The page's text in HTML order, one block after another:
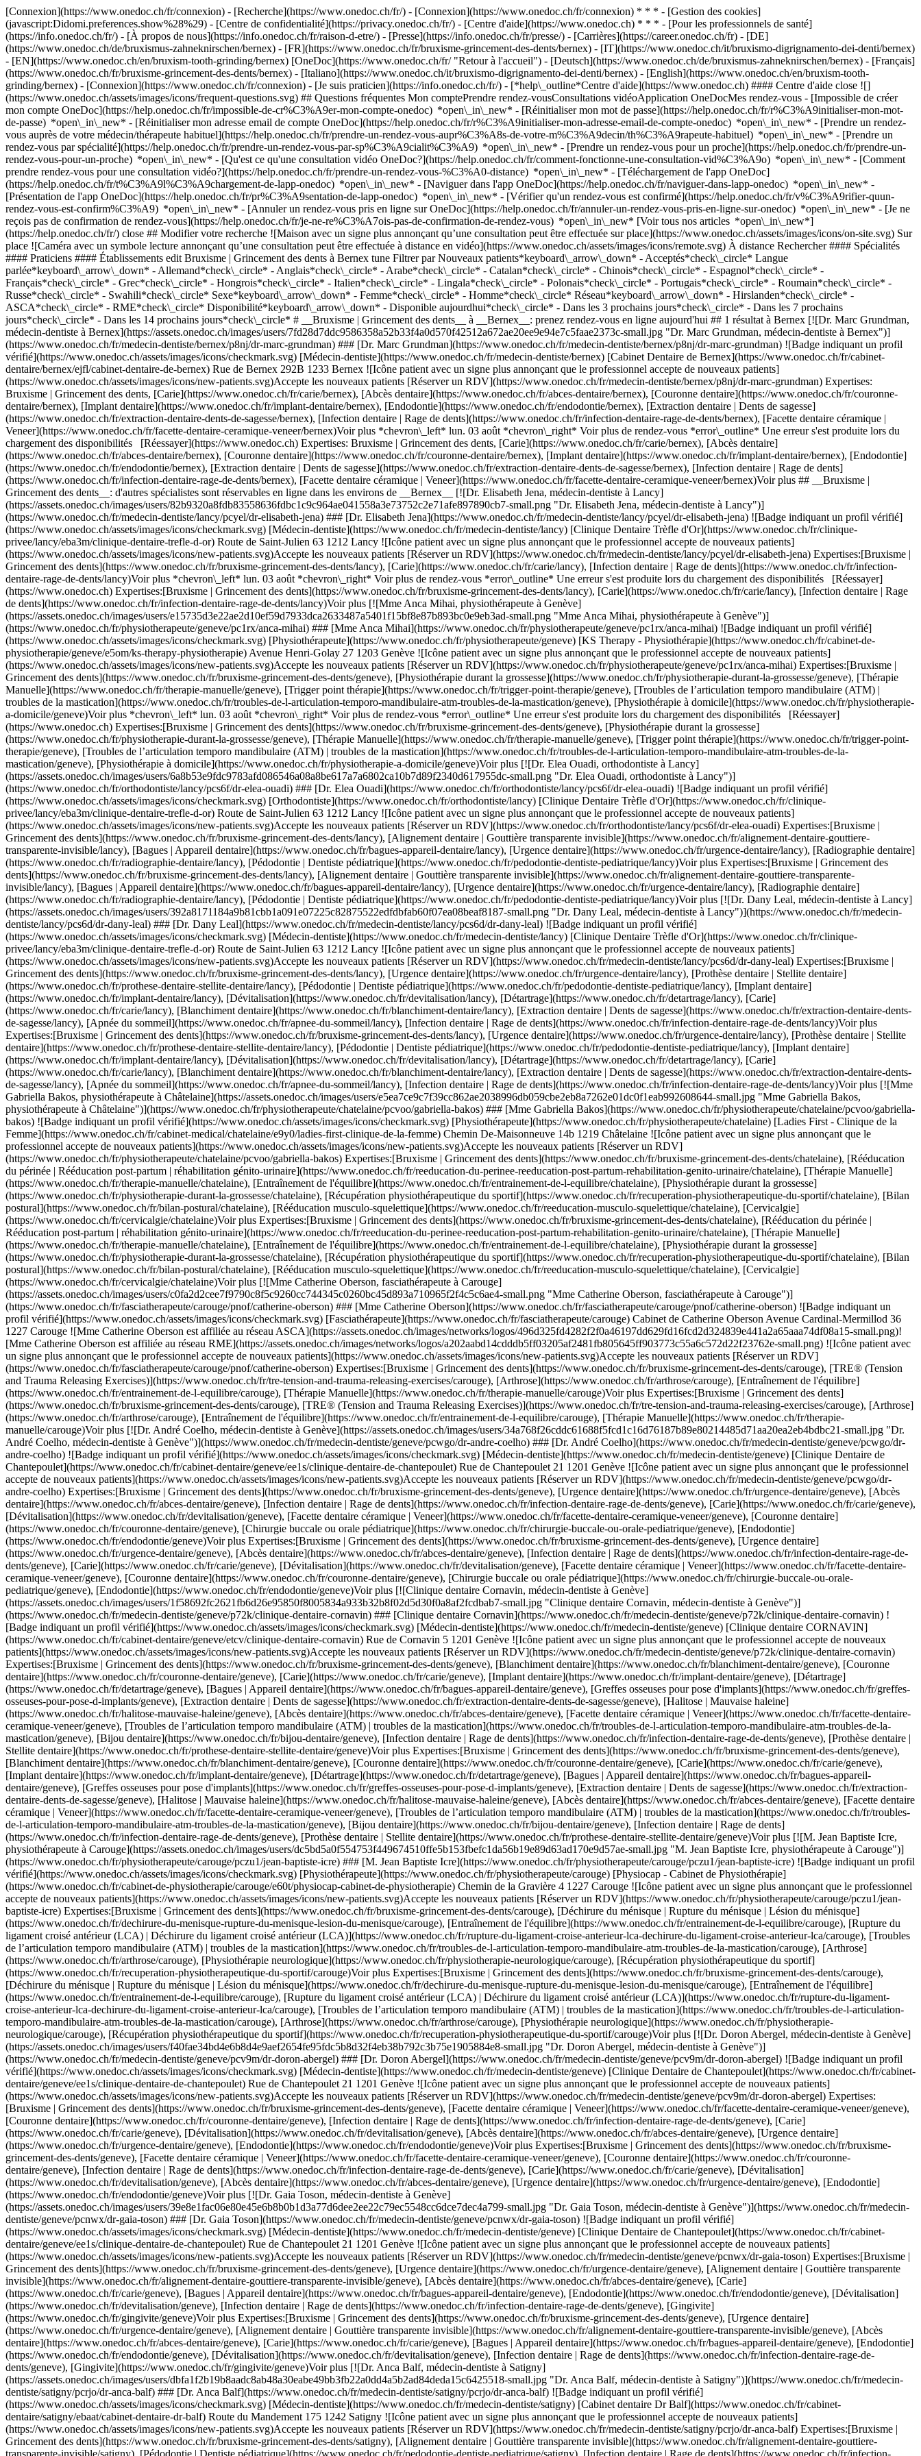
[Connexion](https://www.onedoc.ch/fr/connexion) - [Recherche](https://www.onedoc.ch/fr/) - [Connexion](https://www.onedoc.ch/fr/connexion) * * * - [Gestion des cookies]
(javascript:Didomi.preferences.show%28%29) - [Centre de confidentialité](https://privacy.onedoc.ch/fr/) - [Centre d'aide](https://www.onedoc.ch) * * * - [Pour les professionnels de santé]
(https://info.onedoc.ch/fr/) - [À propos de nous](https://info.onedoc.ch/fr/raison-d-etre/) - [Presse](https://info.onedoc.ch/fr/presse/) - [Carrières](https://career.onedoc.ch/fr) - [DE]
(https://www.onedoc.ch/de/bruxismus-zahneknirschen/bernex) - [FR](https://www.onedoc.ch/fr/bruxisme-grincement-des-dents/bernex) - [IT](https://www.onedoc.ch/it/bruxismo-digrignamento-dei-denti/bernex)
- [EN](https://www.onedoc.ch/en/bruxism-tooth-grinding/bernex) [OneDoc](https://www.onedoc.ch/fr/ "Retour à l'accueil") - [Deutsch](https://www.onedoc.ch/de/bruxismus-zahneknirschen/bernex) - [Français]
(https://www.onedoc.ch/fr/bruxisme-grincement-des-dents/bernex) - [Italiano](https://www.onedoc.ch/it/bruxismo-digrignamento-dei-denti/bernex) - [English](https://www.onedoc.ch/en/bruxism-tooth-
grinding/bernex) - [Connexion](https://www.onedoc.ch/fr/connexion) - [Je suis praticien](https://info.onedoc.ch/fr/) - [*help\_outline*Centre d'aide](https://www.onedoc.ch) #### Centre d'aide close ![]
(https://www.onedoc.ch/assets/images/icons/frequent-questions.svg) ## Questions fréquentes Mon comptePrendre rendez-vousConsultations vidéoApplication OneDocMes rendez-vous - [Impossible de créer
mon compte OneDoc](https://help.onedoc.ch/fr/impossible-de-cr%C3%A9er-mon-compte-onedoc) *open\_in\_new* - [Réinitialiser mon mot de passe](https://help.onedoc.ch/fr/r%C3%A9initialiser-mon-mot-
de-passe) *open\_in\_new* - [Réinitialiser mon adresse email de compte OneDoc](https://help.onedoc.ch/fr/r%C3%A9initialiser-mon-adresse-email-de-compte-onedoc) *open\_in\_new* - [Prendre un rendez-
vous auprès de votre médecin/thérapeute habituel](https://help.onedoc.ch/fr/prendre-un-rendez-vous-aupr%C3%A8s-de-votre-m%C3%A9decin/th%C3%A9rapeute-habituel) *open\_in\_new* - [Prendre un
rendez-vous par spécialité](https://help.onedoc.ch/fr/prendre-un-rendez-vous-par-sp%C3%A9cialit%C3%A9) *open\_in\_new* - [Prendre un rendez-vous pour un proche](https://help.onedoc.ch/fr/prendre-un-
rendez-vous-pour-un-proche) *open\_in\_new* - [Qu'est ce qu'une consultation vidéo OneDoc?](https://help.onedoc.ch/fr/comment-fonctionne-une-consultation-vid%C3%A9o) *open\_in\_new* - [Comment
prendre rendez-vous pour une consultation vidéo?](https://help.onedoc.ch/fr/prendre-un-rendez-vous-%C3%A0-distance) *open\_in\_new* - [Téléchargement de l'app OneDoc]
(https://help.onedoc.ch/fr/t%C3%A9l%C3%A9chargement-de-lapp-onedoc) *open\_in\_new* - [Naviguer dans l'app OneDoc](https://help.onedoc.ch/fr/naviguer-dans-lapp-onedoc) *open\_in\_new* -
[Présentation de l'app OneDoc](https://help.onedoc.ch/fr/pr%C3%A9sentation-de-lapp-onedoc) *open\_in\_new* - [Vérifier qu'un rendez-vous est confirmé](https://help.onedoc.ch/fr/v%C3%A9rifier-quun-rendez-vous-est-confirm%C3%A9) *open\_in\_new* - [Annuler un rendez-vous pris en ligne sur OneDoc](https://help.onedoc.ch/fr/annuler-un-rendez-vous-pris-en-ligne-sur-onedoc) *open\_in\_new* - [Je ne reçois pas de confirmation de rendez-vous](https://help.onedoc.ch/fr/je-ne-re%C3%A7ois-pas-de-confirmation-de-rendez-vous) *open\_in\_new* [Voir tous nos articles *open\_in\_new*](https://help.onedoc.ch/fr/) close ## Modifier votre recherche ![Maison avec un signe plus annonçant qu’une consultation peut être effectuée sur place](https://www.onedoc.ch/assets/images/icons/on-site.svg) Sur place ![Caméra avec un symbole lecture annonçant qu’une consultation peut être effectuée à distance en vidéo](https://www.onedoc.ch/assets/images/icons/remote.svg) À distance Rechercher #### Spécialités #### Praticiens #### Établissements edit Bruxisme | Grincement des dents à Bernex tune Filtrer par Nouveaux patients*keyboard\_arrow\_down* - Acceptés*check\_circle* Langue parlée*keyboard\_arrow\_down* - Allemand*check\_circle* - Anglais*check\_circle* - Arabe*check\_circle* - Catalan*check\_circle* - Chinois*check\_circle* - Espagnol*check\_circle* - Français*check\_circle* - Grec*check\_circle* - Hongrois*check\_circle* - Italien*check\_circle* - Lingala*check\_circle* - Polonais*check\_circle* - Portugais*check\_circle* - Roumain*check\_circle* - Russe*check\_circle* - Swahili*check\_circle* Sexe*keyboard\_arrow\_down* - Femme*check\_circle* - Homme*check\_circle* Réseau*keyboard\_arrow\_down* - Hirslanden*check\_circle* - ASCA*check\_circle* - RME*check\_circle* Disponibilité*keyboard\_arrow\_down* - Disponible aujourdhui*check\_circle* - Dans les 3 prochains jours*check\_circle* - Dans les 7 prochains jours*check\_circle* - Dans les 14 prochains jours*check\_circle* # __Bruxisme | Grincement des dents__ à __Bernex__: prenez rendez-vous en ligne aujourd'hui ## 1 résultat à Bernex [![Dr. Marc Grundman, médecin-dentiste à Bernex](https://assets.onedoc.ch/images/users/7fd28d7ddc9586358a52b33f4a0d570f42512a672ae20ee9e94e7c5faae2373c-small.jpg "Dr. Marc Grundman, médecin-dentiste à Bernex")](https://www.onedoc.ch/fr/medecin-dentiste/bernex/p8nj/dr-marc-grundman) ### [Dr. Marc Grundman](https://www.onedoc.ch/fr/medecin-dentiste/bernex/p8nj/dr-marc-grundman) ![Badge indiquant un profil vérifié](https://www.onedoc.ch/assets/images/icons/checkmark.svg) [Médecin-dentiste](https://www.onedoc.ch/fr/medecin-dentiste/bernex) [Cabinet Dentaire de Bernex](https://www.onedoc.ch/fr/cabinet-dentaire/bernex/ejfl/cabinet-dentaire-de-bernex) Rue de Bernex 292B 1233 Bernex ![Icône patient avec un signe plus annonçant que le professionnel accepte de nouveaux patients](https://www.onedoc.ch/assets/images/icons/new-patients.svg)Accepte les nouveaux patients [Réserver un RDV](https://www.onedoc.ch/fr/medecin-dentiste/bernex/p8nj/dr-marc-grundman) Expertises: Bruxisme | Grincement des dents, [Carie](https://www.onedoc.ch/fr/carie/bernex), [Abcès dentaire](https://www.onedoc.ch/fr/abces-dentaire/bernex), [Couronne dentaire](https://www.onedoc.ch/fr/couronne-dentaire/bernex), [Implant dentaire](https://www.onedoc.ch/fr/implant-dentaire/bernex), [Endodontie](https://www.onedoc.ch/fr/endodontie/bernex), [Extraction dentaire | Dents de sagesse](https://www.onedoc.ch/fr/extraction-dentaire-dents-de-sagesse/bernex), [Infection dentaire | Rage de dents](https://www.onedoc.ch/fr/infection-dentaire-rage-de-dents/bernex), [Facette dentaire céramique | Veneer](https://www.onedoc.ch/fr/facette-dentaire-ceramique-veneer/bernex)Voir plus *chevron\_left* lun. 03 août *chevron\_right* Voir plus de rendez-vous *error\_outline* Une erreur s'est produite lors du chargement des disponibilités [Réessayer](https://www.onedoc.ch) Expertises: Bruxisme | Grincement des dents, [Carie](https://www.onedoc.ch/fr/carie/bernex), [Abcès dentaire](https://www.onedoc.ch/fr/abces-dentaire/bernex), [Couronne dentaire](https://www.onedoc.ch/fr/couronne-dentaire/bernex), [Implant dentaire](https://www.onedoc.ch/fr/implant-dentaire/bernex), [Endodontie](https://www.onedoc.ch/fr/endodontie/bernex), [Extraction dentaire | Dents de sagesse](https://www.onedoc.ch/fr/extraction-dentaire-dents-de-sagesse/bernex), [Infection dentaire | Rage de dents](https://www.onedoc.ch/fr/infection-dentaire-rage-de-dents/bernex), [Facette dentaire céramique | Veneer](https://www.onedoc.ch/fr/facette-dentaire-ceramique-veneer/bernex)Voir plus ## __Bruxisme | Grincement des dents__: d'autres spécialistes sont réservables en ligne dans les environs de __Bernex__ [![Dr. Elisabeth Jena, médecin-dentiste à Lancy](https://assets.onedoc.ch/images/users/82b9320a8fdb83558636fdbc1c9c964ae041558a3e73752c2e71afe897890cb7-small.png "Dr. Elisabeth Jena, médecin-dentiste à Lancy")](https://www.onedoc.ch/fr/medecin-dentiste/lancy/pcyel/dr-elisabeth-jena) ### [Dr. Elisabeth Jena](https://www.onedoc.ch/fr/medecin-dentiste/lancy/pcyel/dr-elisabeth-jena) ![Badge indiquant un profil vérifié](https://www.onedoc.ch/assets/images/icons/checkmark.svg) [Médecin-dentiste](https://www.onedoc.ch/fr/medecin-dentiste/lancy) [Clinique Dentaire Trèfle d'Or](https://www.onedoc.ch/fr/clinique-privee/lancy/eba3m/clinique-dentaire-trefle-d-or) Route de Saint-Julien 63 1212 Lancy ![Icône patient avec un signe plus annonçant que le professionnel accepte de nouveaux patients](https://www.onedoc.ch/assets/images/icons/new-patients.svg)Accepte les nouveaux patients [Réserver un RDV](https://www.onedoc.ch/fr/medecin-dentiste/lancy/pcyel/dr-elisabeth-jena) Expertises:[Bruxisme | Grincement des dents](https://www.onedoc.ch/fr/bruxisme-grincement-des-dents/lancy), [Carie](https://www.onedoc.ch/fr/carie/lancy), [Infection dentaire | Rage de dents](https://www.onedoc.ch/fr/infection-dentaire-rage-de-dents/lancy)Voir plus *chevron\_left* lun. 03 août *chevron\_right* Voir plus de rendez-vous *error\_outline* Une erreur s'est produite lors du chargement des disponibilités [Réessayer](https://www.onedoc.ch) Expertises:[Bruxisme | Grincement des dents](https://www.onedoc.ch/fr/bruxisme-grincement-des-dents/lancy), [Carie](https://www.onedoc.ch/fr/carie/lancy), [Infection dentaire | Rage de dents](https://www.onedoc.ch/fr/infection-dentaire-rage-de-dents/lancy)Voir plus [![Mme Anca Mihai, physiothérapeute à Genève](https://assets.onedoc.ch/images/users/e15735d3e22ae2d10ef59d7933dca2633487a5401f15bf8e87b893bc0e9eb3ad-small.png "Mme Anca Mihai, physiothérapeute à Genève")](https://www.onedoc.ch/fr/physiotherapeute/geneve/pc1rx/anca-mihai) ### [Mme Anca Mihai](https://www.onedoc.ch/fr/physiotherapeute/geneve/pc1rx/anca-mihai) ![Badge indiquant un profil vérifié](https://www.onedoc.ch/assets/images/icons/checkmark.svg) [Physiothérapeute](https://www.onedoc.ch/fr/physiotherapeute/geneve) [KS Therapy - Physiothérapie](https://www.onedoc.ch/fr/cabinet-de-physiotherapie/geneve/e5om/ks-therapy-physiotherapie) Avenue Henri-Golay 27 1203 Genève ![Icône patient avec un signe plus annonçant que le professionnel accepte de nouveaux patients](https://www.onedoc.ch/assets/images/icons/new-patients.svg)Accepte les nouveaux patients [Réserver un RDV](https://www.onedoc.ch/fr/physiotherapeute/geneve/pc1rx/anca-mihai) Expertises:[Bruxisme | Grincement des dents](https://www.onedoc.ch/fr/bruxisme-grincement-des-dents/geneve), [Physiothérapie durant la grossesse](https://www.onedoc.ch/fr/physiotherapie-durant-la-grossesse/geneve), [Thérapie Manuelle](https://www.onedoc.ch/fr/therapie-manuelle/geneve), [Trigger point thérapie](https://www.onedoc.ch/fr/trigger-point-therapie/geneve), [Troubles de l’articulation temporo mandibulaire (ATM) | troubles de la mastication](https://www.onedoc.ch/fr/troubles-de-l-articulation-temporo-mandibulaire-atm-troubles-de-la-mastication/geneve), [Physiothérapie à domicile](https://www.onedoc.ch/fr/physiotherapie-a-domicile/geneve)Voir plus *chevron\_left* lun. 03 août *chevron\_right* Voir plus de rendez-vous *error\_outline* Une erreur s'est produite lors du chargement des disponibilités [Réessayer](https://www.onedoc.ch) Expertises:[Bruxisme | Grincement des dents](https://www.onedoc.ch/fr/bruxisme-grincement-des-dents/geneve), [Physiothérapie durant la grossesse](https://www.onedoc.ch/fr/physiotherapie-durant-la-grossesse/geneve), [Thérapie Manuelle](https://www.onedoc.ch/fr/therapie-manuelle/geneve), [Trigger point thérapie](https://www.onedoc.ch/fr/trigger-point-therapie/geneve), [Troubles de l’articulation temporo mandibulaire (ATM) | troubles de la mastication](https://www.onedoc.ch/fr/troubles-de-l-articulation-temporo-mandibulaire-atm-troubles-de-la-mastication/geneve), [Physiothérapie à domicile](https://www.onedoc.ch/fr/physiotherapie-a-domicile/geneve)Voir plus [![Dr. Elea Ouadi, orthodontiste à Lancy](https://assets.onedoc.ch/images/users/6a8b53e9fdc9783afd086546a08a8be617a7a6802ca10b7d89f2340d617955dc-small.png "Dr. Elea Ouadi, orthodontiste à Lancy")](https://www.onedoc.ch/fr/orthodontiste/lancy/pcs6f/dr-elea-ouadi) ### [Dr. Elea Ouadi](https://www.onedoc.ch/fr/orthodontiste/lancy/pcs6f/dr-elea-ouadi) ![Badge indiquant un profil vérifié](https://www.onedoc.ch/assets/images/icons/checkmark.svg) [Orthodontiste](https://www.onedoc.ch/fr/orthodontiste/lancy) [Clinique Dentaire Trèfle d'Or](https://www.onedoc.ch/fr/clinique-privee/lancy/eba3m/clinique-dentaire-trefle-d-or) Route de Saint-Julien 63 1212 Lancy ![Icône patient avec un signe plus annonçant que le professionnel accepte de nouveaux patients](https://www.onedoc.ch/assets/images/icons/new-patients.svg)Accepte les nouveaux patients [Réserver un RDV](https://www.onedoc.ch/fr/orthodontiste/lancy/pcs6f/dr-elea-ouadi) Expertises:[Bruxisme | Grincement des dents](https://www.onedoc.ch/fr/bruxisme-grincement-des-dents/lancy), [Alignement dentaire | Gouttière transparente invisible](https://www.onedoc.ch/fr/al
se/carouge), [Entraînement de l'équilibre](https://www.onedoc.ch/fr/entrainement-de-l-equilibre/carouge), [Thérapie Manuelle](https://www.onedoc.ch/fr/therapie-manuelle/carouge)Voir plus [![Dr. André Coelho, médecin-dentiste à Genève](https://assets.onedoc.ch/images/users/34a768f26cddc61688f5fcd1c16d76187b89e80214485d71aa20ea2eb4bdbc21-small.jpg "Dr. André Coelho, médecin-dentiste à Genève")](https://www.onedoc.ch/fr/medecin-dentiste/geneve/pcwgo/dr-andre-coelho) ### [Dr. André Coelho](https://www.onedoc.ch/fr/medecin-dentiste/geneve/pcwgo/dr-andre-coelho) ![Badge indiquant un profil vérifié](https://www.onedoc.ch/assets/images/icons/checkmark.svg) [Médecin-dentiste](https://www.onedoc.ch/fr/medecin-dentiste/geneve) [Clinique Dentaire de Chantepoulet](https://www.onedoc.ch/fr/cabinet-dentaire/geneve/ee1s/clinique-dentaire-de-chantepoulet) Rue de Chantepoulet 21 1201 Genève ![Icône patient avec un signe plus annonçant que le professionnel accepte de nouveaux patients](https://www.onedoc.ch/assets/images/icons/new-patients.svg)Accepte les nouveaux patients [Réserver un RDV](https://www.onedoc.ch/fr/medecin-dentiste/geneve/pcwgo/dr-andre-coelho) Expertises:[Bruxisme | Grincement des dents](https://www.onedoc.ch/fr/bruxisme-grincement-des-dents/geneve), [Urgence dentaire](https://www.onedoc.ch/fr/urgence-dentaire/geneve), [Abcès dentaire](https://www.onedoc.ch/fr/abces-dentaire/geneve), [Infection dentaire | Rage de dents](https://www.onedoc.ch/fr/infection-dentaire-rage-de-dents/geneve), [Carie](https://www.onedoc.ch/fr/carie/geneve), [Dévitalisation](https://www.onedoc.ch/fr/devitalisation/geneve), [Facette dentaire céramique | Veneer](https://www.onedoc.ch/fr/facette-dentaire-ceramique-veneer/geneve), [Couronne dentaire](https://www.onedoc.ch/fr/couronne-dentaire/geneve), [Chirurgie buccale ou orale pédiatrique](https://www.onedoc.ch/fr/chirurgie-buccale-ou-orale-pediatrique/geneve), [Endodontie](https://www.onedoc.ch/fr/endodontie/geneve)Voir plus Expertises:[Bruxisme | Grincement des dents](https://www.onedoc.ch/fr/bruxisme-grincement-des-dents/geneve), [Urgence dentaire](https://www.onedoc.ch/fr/urgence-dentaire/geneve), [Abcès dentaire](https://www.onedoc.ch/fr/abces-dentaire/geneve), [Infection dentaire | Rage de dents](https://www.onedoc.ch/fr/infection-dentaire-rage-de-dents/geneve), [Carie](https://www.onedoc.ch/fr/carie/geneve), [Dévitalisation](https://www.onedoc.ch/fr/devitalisation/geneve), [Facette dentaire céramique | Veneer](https://www.onedoc.ch/fr/facette-dentaire-ceramique-veneer/geneve), [Couronne dentaire](https://www.onedoc.ch/fr/couronne-dentaire/geneve), [Chirurgie buccale ou orale pédiatrique](https://www.onedoc.ch/fr/chirurgie-buccale-ou-orale-pediatrique/geneve), [Endodontie](https://www.onedoc.ch/fr/endodontie/geneve)Voir plus [![Clinique dentaire Cornavin, médecin-dentiste à Genève](https://assets.onedoc.ch/images/users/1f58692fc2621fb6d26e95850f8005834a933b32b8f02d5d30f0a8af2fcdbab7-small.jpg "Clinique dentaire Cornavin, médecin-dentiste à Genève")](https://www.onedoc.ch/fr/medecin-dentiste/geneve/p72k/clinique-dentaire-cornavin) ### [Clinique dentaire Cornavin](https://www.onedoc.ch/fr/medecin-dentiste/geneve/p72k/clinique-dentaire-cornavin) ![Badge indiquant un profil vérifié](https://www.onedoc.ch/assets/images/icons/checkmark.svg) [Médecin-dentiste](https://www.onedoc.ch/fr/medecin-dentiste/geneve) [Clinique dentaire CORNAVIN](https://www.onedoc.ch/fr/cabinet-dentaire/geneve/etcv/clinique-dentaire-cornavin) Rue de Cornavin 5 1201 Genève ![Icône patient avec un signe plus annonçant que le professionnel accepte de nouveaux patients](https://www.onedoc.ch/assets/images/icons/new-patients.svg)Accepte les nouveaux patients [Réserver un RDV](https://www.onedoc.ch/fr/medecin-dentiste/geneve/p72k/clinique-dentaire-cornavin) Expertises:[Bruxisme | Grincement des dents](https://www.onedoc.ch/fr/bruxisme-grincement-des-dents/geneve), [Blanchiment dentaire](https://www.onedoc.ch/fr/blanchiment-dentaire/geneve), [Couronne dentaire](https://www.onedoc.ch/fr/couronne-dentaire/geneve), [Carie](https://www.onedoc.ch/fr/carie/geneve), [Implant dentaire](https://www.onedoc.ch/fr/implant-dentaire/geneve), [Détartrage](https://www.onedoc.ch/fr/detartrage/geneve), [Bagues | Appareil dentaire](https://www.onedoc.ch/fr/bagues-appareil-dentaire/geneve), [Greffes osseuses pour pose d'implants](https://www.onedoc.ch/fr/greffes-osseuses-pour-pose-d-implants/geneve), [Extraction dentaire | Dents de sagesse](https://www.onedoc.ch/fr/extraction-dentaire-dents-de-sagesse/geneve), [Halitose | Mauvaise haleine](https://www.onedoc.ch/fr/halitose-mauvaise-haleine/geneve), [Abcès dentaire](https://www.onedoc.ch/fr/abces-dentaire/geneve), [Facette dentaire céramique | Veneer](https://www.onedoc.ch/fr/facette-dentaire-ceramique-veneer/geneve), [Troubles de l’articulation temporo mandibulaire (ATM) | troubles de la mastication](https://www.onedoc.ch/fr/troubles-de-l-articulation-temporo-mandibulaire-atm-troubles-de-la-mastication/geneve), [Bijou dentaire](https://www.onedoc.ch/fr/bijou-dentaire/geneve), [Infection dentaire | Rage de dents](https://www.onedoc.ch/fr/infection-dentaire-rage-de-dents/geneve), [Prothèse dentaire | Stellite dentaire](https://www.onedoc.ch/fr/prothese-dentaire-stellite-dentaire/geneve)Voir plus Expertises:[Bruxisme | Grincement des dents](https://www.onedoc.ch/fr/bruxisme-grincement-des-dents/geneve), [Blanchiment dentaire](https://www.onedoc.ch/fr/blanchiment-dentaire/geneve), [Couronne dentaire](https://www.onedoc.ch/fr/couronne-dentaire/geneve), [Carie](https://www.onedoc.ch/fr/carie/geneve), [Implant dentaire](https://www.onedoc.ch/fr/implant-dentaire/geneve), [Détartrage](https://www.onedoc.ch/fr/detartrage/geneve), [Bagues | Appareil dentaire](https://www.onedoc.ch/fr/bagues-appareil-dentaire/geneve), [Greffes osseuses pour pose d'implants](https://www.onedoc.ch/fr/greffes-osseuses-pour-pose-d-implants/geneve), [Extraction dentaire | Dents de sagesse](https://www.onedoc.ch/fr/extraction-dentaire-dents-de-sagesse/geneve), [Halitose | Mauvaise haleine](https://www.onedoc.ch/fr/halitose-mauvaise-haleine/geneve), [Abcès dentaire](https://www.onedoc.ch/fr/abces-dentaire/geneve), [Facette dentaire céramique | Veneer](https://www.onedoc.ch/fr/facette-dentaire-ceramique-veneer/geneve), [Troubles de l’articulation temporo mandibulaire (ATM) | troubles de la mastication](https://www.onedoc.ch/fr/troubles-de-l-articulation-temporo-mandibulaire-atm-troubles-de-la-mastication/geneve), [Bijou dentaire](https://www.onedoc.ch/fr/bijou-dentaire/geneve), [Infection dentaire | Rage de dents](https://www.onedoc.ch/fr/infection-dentaire-rage-de-dents/geneve), [Prothèse dentaire | Stellite dentaire](https://www.onedoc.ch/fr/prothese-dentaire-stellite-dentaire/geneve)Voir plus [![M. Jean Baptiste Icre, physiothérapeute à Carouge](https://assets.onedoc.ch/images/users/dc5bd5a0f554753f449674510ffe5b153fbefc1da56b19e89d63ad170e9d57ae-small.jpg "M. Jean Baptiste Icre, physiothérapeute à Carouge")](https://www.onedoc.ch/fr/physiotherapeute/carouge/pczu1/jean-baptiste-icre) ### [M. Jean Baptiste Icre](https://www.onedoc.ch/fr/physiotherapeute/carouge/pczu1/jean-baptiste-icre) ![Badge indiquant un profil vérifié](https://www.onedoc.ch/assets/images/icons/checkmark.svg) [Physiothérapeute](https://www.onedoc.ch/fr/physiotherapeute/carouge) [Physiocap - Cabinet de Physiothérapie](https://www.onedoc.ch/fr/cabinet-de-physiotherapie/carouge/e60t/physiocap-cabinet-de-physiotherapie) Chemin de la Gravière 4 1227 Carouge ![Icône patient avec un signe plus annonçant que le professionnel accepte de nouveaux patients](https://www.onedoc.ch/assets/images/icons/new-patients.svg)Accepte les nouveaux patients [Réserver un RDV](https://www.onedoc.ch/fr/physiotherapeute/carouge/pczu1/jean-baptiste-icre) Expertises:[Bruxisme | Grincement des dents](https://www.onedoc.ch/fr/bruxisme-grincement-des-dents/carouge), [Déchirure du ménisque | Rupture du ménisque | Lésion du ménisque](https://www.onedoc.ch/fr/dechirure-du-menisque-rupture-du-menisque-lesion-du-menisque/carouge), [Entraînement de l'équilibre](https://www.onedoc.ch/fr/entrainement-de-l-equilibre/carouge), [Rupture du ligament croisé antérieur (LCA) | Déchirure du ligament croisé antérieur (LCA)](https://www.onedoc.ch/fr/rupture-du-ligament-croise-anterieur-lca-dechirure-du-ligament-croise-anterieur-lca/carouge), [Troubles de l’articulation temporo mandibulaire (ATM) | troubles de la mastication](https://www.onedoc.ch/fr/troubles-de-l-articulation-temporo-mandibulaire-atm-troubles-de-la-mastication/carouge), [Arthrose](https://www.onedoc.ch/fr/arthrose/carouge), [Physiothérapie neurologique](https://www.onedoc.ch/fr/physiotherapie-neurologique/carouge), [Récupération physiothérapeutique du sportif](https://www.onedoc.ch/fr/recuperation-physiotherapeutique-du-sportif/carouge)Voir plus Expertises:[Bruxisme | Grincement des dents](https://www.onedoc.ch/fr/bruxisme-grincement-des-dents/carouge), [Déchirure du ménisque | Rupture du ménisque | Lésion du ménisque](https://www.onedoc.ch/fr/dechirure-du-menisque-rupture-du-menisque-lesion-du-menisque/carouge), [Entraînement de l'équilibre](https://www.onedoc.ch/fr/entrainement-de-l-equilibre/carouge), [Rupture du ligament croisé antérieur (LCA) | Déchirure du ligament croisé antérieur (LCA)](https://www.onedoc.ch/fr/rupture-du-ligament-croise-anterieur-lca-dechirure-du-ligament-croise-anterieur-lca/carouge), [Troubles de l’articulation temporo mandibulaire (ATM) | troubles de la mastication](https://www.onedoc.ch/fr/troubles-de-l-articulation-temporo-mandibulaire-atm-troubles-de-la-mastication/carouge), [Arthrose](https://www.onedoc.ch/fr/arthrose/carouge), [Physiothérapie neurologique](https://www.onedoc.ch/fr/physiotherapie-neurologique/carouge), [Récupération physiothérapeutique du sportif](https://www.onedoc.ch/fr/recuperation-physiotherapeutique-du-sportif/carouge)Voir plus [![Dr. Doron Aberge